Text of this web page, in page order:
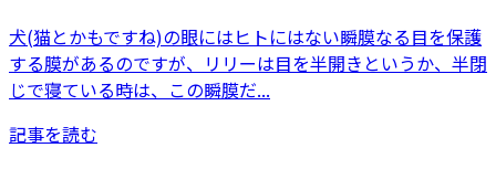
犬(猫とかもですね)の眼にはヒトにはない瞬膜なる目を保護
する膜があるのですが、リリーは目を半開きというか、半閉
じで寝ている時は、この瞬膜だ...
記事を読む